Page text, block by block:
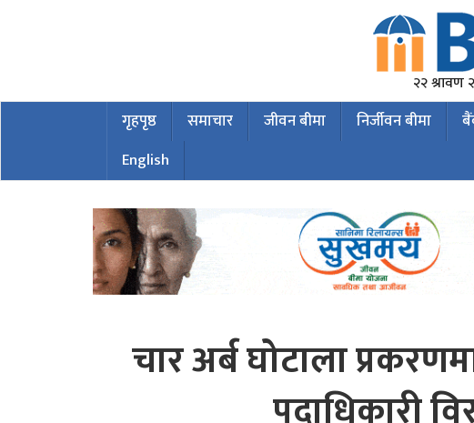
२२ श्रावण
गृहपृष्ठ समाचार जीवन बीमा निर्जीवन बीमा
English
चार अर्ब घोटाला